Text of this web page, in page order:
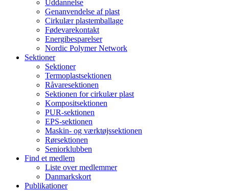
Uddannelse
Genanvendelse af plast
Cirkulær plastemballage
Fødevarekontakt
Energibesparelser
Nordic Polymer Network
Sektioner
Sektioner
Termoplastsektionen
Råvaresektionen
Sektionen for cirkulær plast
Kompositsektionen
PUR-sektionen
EPS-sektionen
Maskin- og værktøjssektionen
Rørsektionen
Seniorklubben
Find et medlem
Liste over medlemmer
Danmarkskort
Publikationer